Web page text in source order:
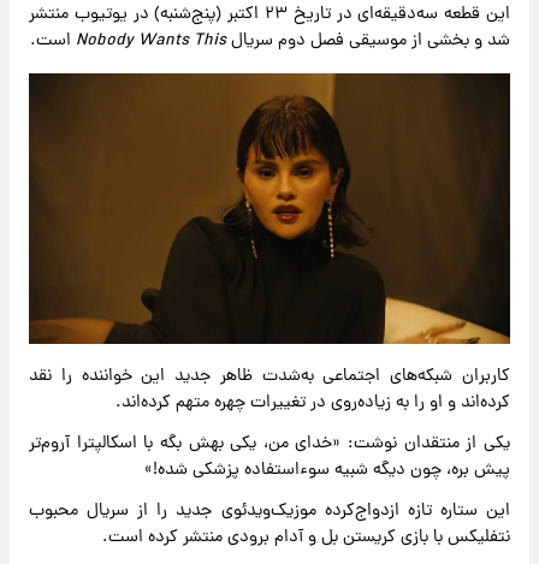
این قطعه سه‌دقیقه‌ای در تاریخ ۲۳ اکتبر (پنج‌شنبه) در یوتیوب منتشر
شد و بخشی از موسیقی فصل دوم سریالNobody Wants This است.
کاربران شبکه‌های اجتماعی به‌شدت ظاهر جدید این خواننده را نقد
کرده‌اند و او را به زیاده‌روی در تغییرات چهره متهم کرده‌اند.
یکی از منتقدان نوشت: «خدای من، یکی بهش بگه با اسکالپترا آروم‌تر
پیش بره، چون دیگه شبیه سوء‌استفاده پزشکی شده!»
این ستاره تازه ازدواج‌کرده موزیک‌ویدئوی جدید را از سریال محبوب
نتفلیکس با بازی کریستن بل و آدام برودی منتشر کرده است.